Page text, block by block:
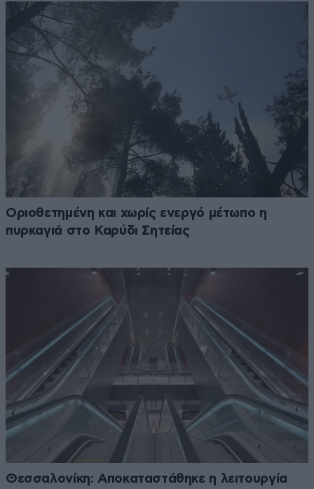
Οριοθετημένη και χωρίς ενεργό μέτωπο η
πυρκαγιά στο Καρύδι Σητείας
Θεσσαλονίκη: Αποκαταστάθηκε η λειτουργία